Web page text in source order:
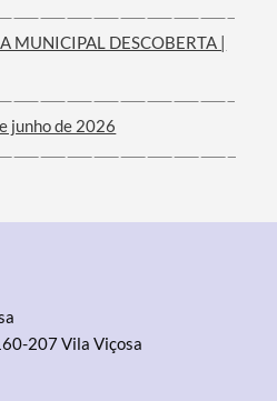
MUNICIPAL DESCOBERTA |
junho de 2026
207 Vila Viçosa